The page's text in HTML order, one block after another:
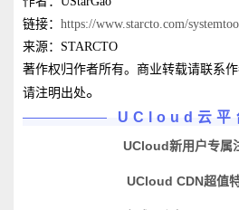
链接： https://www.starcto.com/
来源：STARCTO
著作权归作者所有。商业转载请联系
请注明出处。
UCloud云平
UCloud新用户专属
UCloud CDN超值